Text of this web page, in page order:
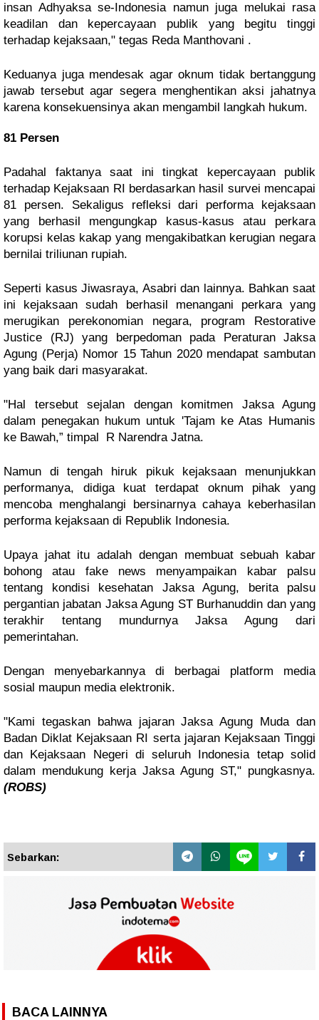
insan Adhyaksa se-Indonesia namun juga melukai rasa
keadilan dan kepercayaan publik yang begitu tinggi
terhadap kejaksaan," tegas Reda Manthovani .
Keduanya juga mendesak agar oknum tidak bertanggung
jawab tersebut agar segera menghentikan aksi jahatnya
karena konsekuensinya akan mengambil langkah hukum.
81 Persen
Padahal faktanya saat ini tingkat kepercayaan publik
terhadap Kejaksaan RI berdasarkan hasil survei mencapai
81 persen. Sekaligus refleksi dari performa kejaksaan
yang berhasil mengungkap kasus-kasus atau perkara
korupsi kelas kakap yang mengakibatkan kerugian negara
bernilai triliunan rupiah.
Seperti kasus Jiwasraya, Asabri dan lainnya. Bahkan saat
ini kejaksaan sudah berhasil menangani perkara yang
merugikan perekonomian negara, program Restorative
Justice (RJ) yang berpedoman pada Peraturan Jaksa
Agung (Perja) Nomor 15 Tahun 2020 mendapat sambutan
yang baik dari masyarakat.
"Hal tersebut sejalan dengan komitmen Jaksa Agung
dalam penegakan hukum untuk 'Tajam ke Atas Humanis
ke Bawah,” timpal R Narendra Jatna.
Namun di tengah hiruk pikuk kejaksaan menunjukkan
performanya, didiga kuat terdapat oknum pihak yang
mencoba menghalangi bersinarnya cahaya keberhasilan
performa kejaksaan di Republik Indonesia.
Upaya jahat itu adalah dengan membuat sebuah kabar
bohong atau fake news menyampaikan kabar palsu
tentang kondisi kesehatan Jaksa Agung, berita palsu
pergantian jabatan Jaksa Agung ST Burhanuddin dan yang
terakhir tentang mundurnya Jaksa Agung dari
pemerintahan.
Dengan menyebarkannya di berbagai platform media
sosial maupun media elektronik.
"Kami tegaskan bahwa jajaran Jaksa Agung Muda dan
Badan Diklat Kejaksaan RI serta jajaran Kejaksaan Tinggi
dan Kejaksaan Negeri di seluruh Indonesia tetap solid
dalam mendukung kerja Jaksa Agung ST," pungkasnya.
(ROBS)
Sebarkan:
BACA LAINNYA